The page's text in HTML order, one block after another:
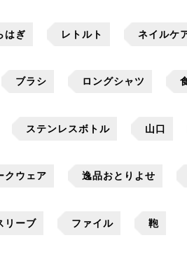
はぎ レトルト ネイルケ
ブラシ ロングシャツ
ステンレスボトル 山口
クウェア 逸品おとりよせ
リーブ ファイル 鞄